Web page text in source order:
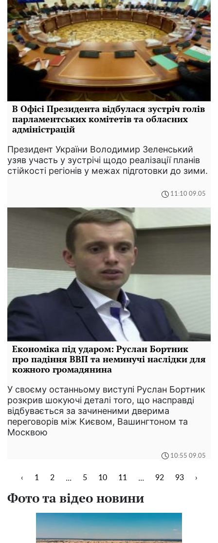
В Офісі Президента відбулася зустріч голів
парламентських комітетів та обласних
адміністрацій
Президент України Володимир Зеленський
узяв участь у зустрічі щодо реалізації планів
стійкості регіонів у межах підготовки до зими.
11:10 09.05
Економіка під ударом: Руслан Бортник
про падіння ВВП та неминучі наслідки для
кожного громадянина
У своєму останньому виступі Руслан Бортник
розкрив шокуючі деталі того, що насправді
відбувається за зачиненими дверима
переговорів між Києвом, Вашингтоном та
Москвою
10:55 09.05
‹ 1 2 ... 5 10 11 ... 92 93 ›
Фото та відео новини